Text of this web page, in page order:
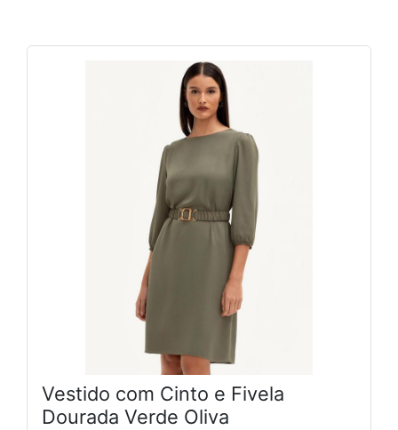
Vestido com Cinto e Fivela
Dourada Verde Oliva